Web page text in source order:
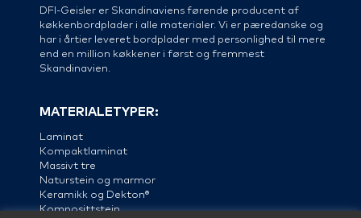
DFI-Geisler er Skandinaviens førende producent af
køkkenbordplader i alle materialer. Vi er pæredanske og
har i årtier leveret bordplader med personlighed til mere
end en million køkkener i først og fremmest
Skandinavien.
MATERIALETYPER:
Laminat
Kompaktlaminat
Massivt tre
Naturstein og marmor
Keramikk og Dekton®
Komposittstein